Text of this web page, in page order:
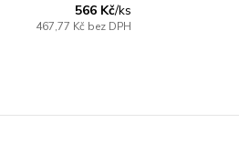
566 Kč/ks
467,77 Kč bez DPH